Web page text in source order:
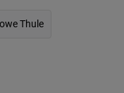
Thule